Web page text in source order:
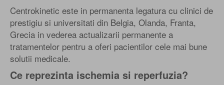
Centrokinetic este in permanenta legatura cu clinici de
prestigiu si universitati din Belgia, Olanda, Franta,
Grecia in vederea actualizarii permanente a
tratamentelor pentru a oferi pacientilor cele mai bune
solutii medicale.
Ce reprezinta ischemia si reperfuzia?